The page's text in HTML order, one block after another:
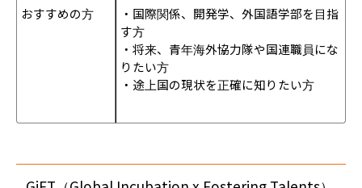
おすすめの方
・国際関係、開発学、外国語学部を目指
す方
・将来、青年海外協力隊や国連職員にな
りたい方
・途上国の現状を正確に知りたい方